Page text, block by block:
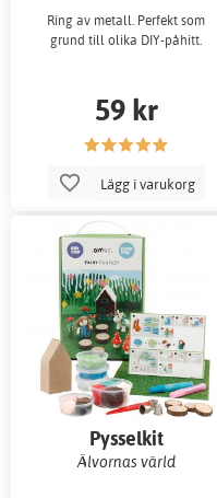
Ring av metall. Perfekt som
grund till olika DIY-påhitt.
59 kr
Lägg i varukorg
Pysselkit
Älvornas värld